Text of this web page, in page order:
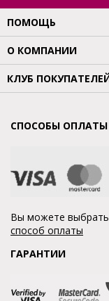
ПОМОЩЬ
О КОМПАНИИ
КЛУБ
СПОСОБЫ ОПЛАТЫ
Вы можете выбрать
способ оплаты
ГАРАНТИИ